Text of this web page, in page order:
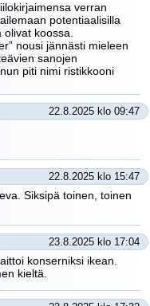
verran
potentiaalisilla
koossa.
nousi jännästi mieleen
sanojen
piti nimi ristikkooni
22.8.2025 klo 09:47
22.8.2025 klo 15:47
Siksipä toinen, toinen
23.8.2025 klo 17:04
konserniksi ikean.
kieltä.